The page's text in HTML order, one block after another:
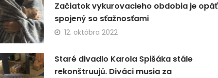
Začiatok vykurovacieho obdobia je opäť
spojený so sťažnosťami
12. októbra 2022
Staré divadlo Karola Spišáka stále
rekonštruujú. Diváci musia za